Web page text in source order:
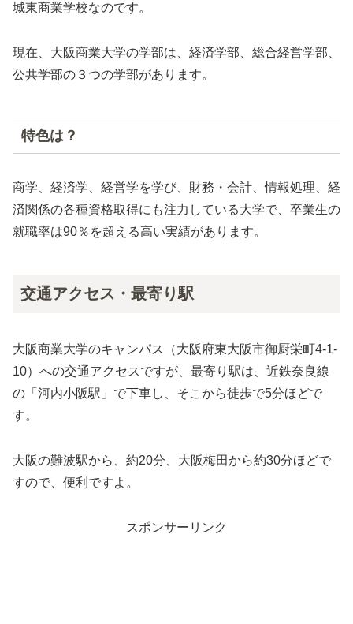
城東商業学校なのです。
現在、大阪商業大学の学部は、経済学部、総合経営学部、
公共学部の３つの学部があります。
特色は？
商学、経済学、経営学を学び、財務・会計、情報処理、経
済関係の各種資格取得にも注力している大学で、卒業生の
就職率は90％を超える高い実績があります。
交通アクセス・最寄り駅
大阪商業大学のキャンパス（大阪府東大阪市御厨栄町4-1-
10）への交通アクセスですが、最寄り駅は、近鉄奈良線
の「河内小阪駅」で下車し、そこから徒歩で5分ほどで
す。
大阪の難波駅から、約20分、大阪梅田から約30分ほどで
すので、便利ですよ。
スポンサーリンク